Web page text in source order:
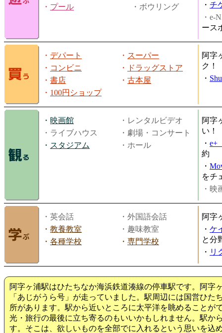
・ プール ・ボウリング
・ チ
・e-
ース
・ デパート ・ スーパー
・ コンビニ ・
ドラッグストア
・ 書店 ・ 古本屋
・ 100円ショップ
阿字
ク！
・
・ 映画館
・レンタルビデオ
・ライブハウス
・劇場・コンサート
・ スタジアム ・ホール
阿字
い！
・ e+
約
・
をチ
・映
・英会話
・外国語会話
・ 教養教室
・趣味教室
・ 各種学校 ・ 専門学校
阿字
・ ケ
と分
・ リ
阿字ヶ浦駅はひたちなか海浜鉄道湊線の停車駅です。阿字
「あじがうら号」が走っていました。駅周辺には国営ひた
所があります。駅から近いところに太平洋を眺めることが
光・旅行の最後に立ち寄るのもいいかもしれません。駅か
す。そこは、欲しいものを全部でに入れるという思いを込